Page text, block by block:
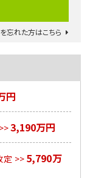
忘れた方はこちら
円
3,190万円
定 >> 5,790万